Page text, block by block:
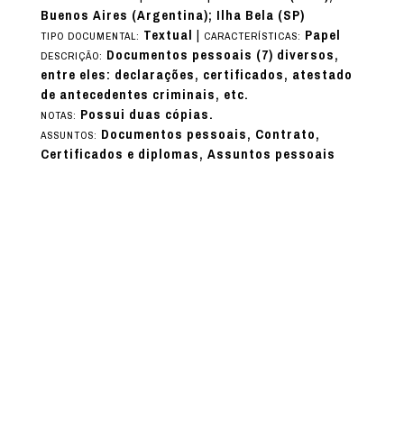
Buenos Aires (Argentina); Ilha Bela (SP)
TIPO DOCUMENTAL: Textual | CARACTERÍSTICAS: Papel
DESCRIÇÃO: Documentos pessoais (7) diversos,
entre eles: declarações, certificados, atestado
de antecedentes criminais, etc.
NOTAS: Possui duas cópias.
ASSUNTOS: Documentos pessoais, Contrato,
Certificados e diplomas, Assuntos pessoais